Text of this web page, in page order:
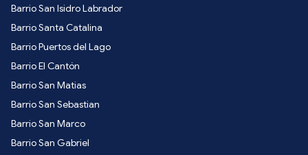
Barrio San Isidro Labrador
Barrio Santa Catalina
Barrio Puertos del Lago
Barrio El Cantón
Barrio San Matias
Barrio San Sebastian
Barrio San Marco
Barrio San Gabriel